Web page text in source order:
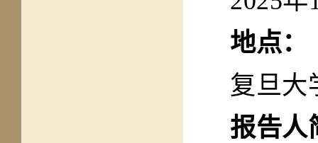
地点：
复旦大
报告人